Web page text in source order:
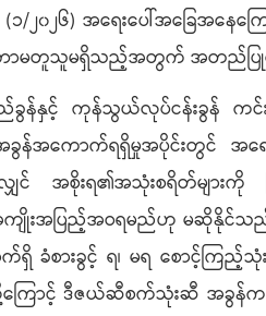
) အရေးပေါ်အခြေအနေကြ
ဘောမတူသူမရှိသည့်အတွက် အတည်ပြု
နှင့် ကုန်သွယ်လုပ်ငန်းခွန် ကင်းလွ
န်အကောက်ရရှိမှုအပိုင်းတွင် အရ
ျှင် အစိုးရ၏အသုံးစရိတ်များကို
ားအကျိုးအပြည့်အဝရမည်ဟု မဆို
ခံစားခွင့် ရ၊ မရ စောင့်ကြည့်သုံး
၊ ထို့ကြောင့် ဒီဇယ်ဆီစက်သုံးဆီ အ